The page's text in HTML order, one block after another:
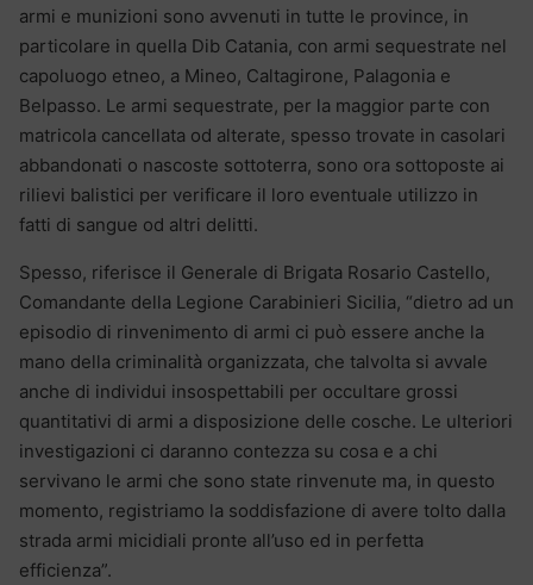
armi e munizioni sono avvenuti in tutte le province, in
particolare in quella Dib Catania, con armi sequestrate nel
capoluogo etneo, a Mineo, Caltagirone, Palagonia e
Belpasso. Le armi sequestrate, per la maggior parte con
matricola cancellata od alterate, spesso trovate in casolari
abbandonati o nascoste sottoterra, sono ora sottoposte ai
rilievi balistici per verificare il loro eventuale utilizzo in
fatti di sangue od altri delitti.
Spesso, riferisce il Generale di Brigata Rosario Castello,
Comandante della Legione Carabinieri Sicilia, “dietro ad un
episodio di rinvenimento di armi ci può essere anche la
mano della criminalità organizzata, che talvolta si avvale
anche di individui insospettabili per occultare grossi
quantitativi di armi a disposizione delle cosche. Le ulteriori
investigazioni ci daranno contezza su cosa e a chi
servivano le armi che sono state rinvenute ma, in questo
momento, registriamo la soddisfazione di avere tolto dalla
strada armi micidiali pronte all’uso ed in perfetta
efficienza”.